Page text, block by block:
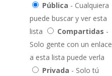
Pública - Cualquiera
puede buscar y ver esta
lista
Compartidas -
Solo gente con un enlace
a esta lista puede verla
Privada - Solo tú